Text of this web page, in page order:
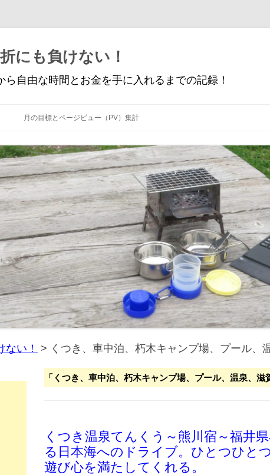
にも負けない！
自由な時間とお金を手に入れるまでの記録！
ン
ツ
へ
ス
キ
ッ
プ
月の目標とページビュー（PV）集計
い！ > くつき、車中泊、朽木キャンプ場、プール、
「 くつき、車中泊、朽木キャンプ場、プール、温泉、滋
くつき温泉てんくう～熊川宿～福井
る日本海へのドライブ。ひとつひと
遊び心を満たしてくれる。